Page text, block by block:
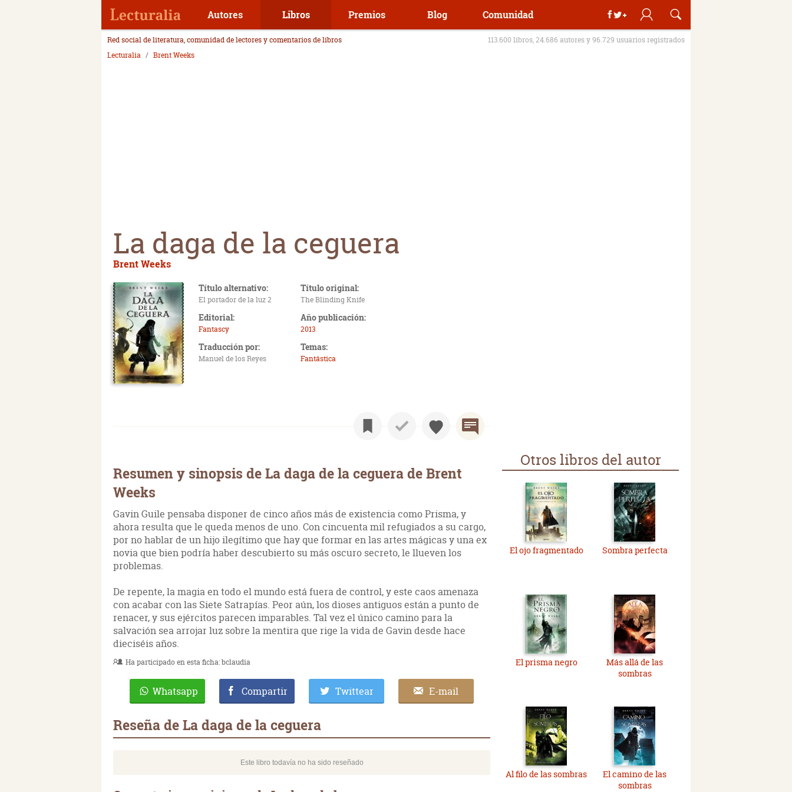
Autores Libros Premios Blog Comunidad
Red social de literatura, comunidad de lectores y comentarios de libros
113.600 libros, 24.686 autores y 96.729 usuarios registrados
Lecturalia
Brent Weeks
La daga de la ceguera
Brent Weeks
Título alternativo:
El portador de la luz 2
Título original:
The Blinding Knife
Editorial:
Fantascy
Año publicación:
2013
Traducción por:
Manuel de los Reyes
Temas:
Fantástica
Resumen y sinopsis de La daga de la ceguera de Brent
Weeks
Gavin Guile pensaba disponer de cinco años más de existencia como Prisma, y
ahora resulta que le queda menos de uno. Con cincuenta mil refugiados a su cargo,
por no hablar de un hijo ilegítimo que hay que formar en las artes mágicas y una ex
novia que bien podría haber descubierto su más oscuro secreto, le llueven los
problemas.
De repente, la magia en todo el mundo está fuera de control, y este caos amenaza
con acabar con las Siete Satrapías. Peor aún, los dioses antiguos están a punto de
renacer, y sus ejércitos parecen imparables. Tal vez el único camino para la
salvación sea arrojar luz sobre la mentira que rige la vida de Gavin desde hace
dieciséis años.
Ha participado en esta ficha:bclaudia
Whatsapp Compartir Twittear E-mail
Reseña de La daga de la ceguera
Este libro todavía no ha sido reseñado
Otros libros del autor
El ojo fragmentado Sombra perfecta
El prisma negro
Más allá de las
sombras
Al filo de las sombras
El camino de las
sombras